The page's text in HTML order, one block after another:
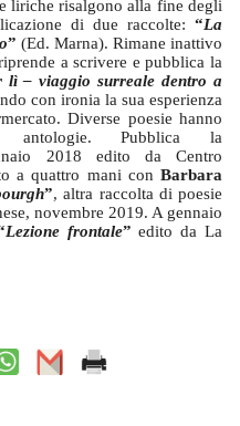
liriche risalgono alla fine degli
di due raccolte: “La
” (Ed. Marna). Rimane inattivo
a scrivere e pubblica la
lì – viaggio surreale dentro a
con ironia la sua esperienza
Diverse poesie hanno
Pubblica la
2018 edito da Centro
a quattro mani con Barbara
”, altra raccolta di poesie
novembre 2019. A gennaio
Lezione frontale” edito da La